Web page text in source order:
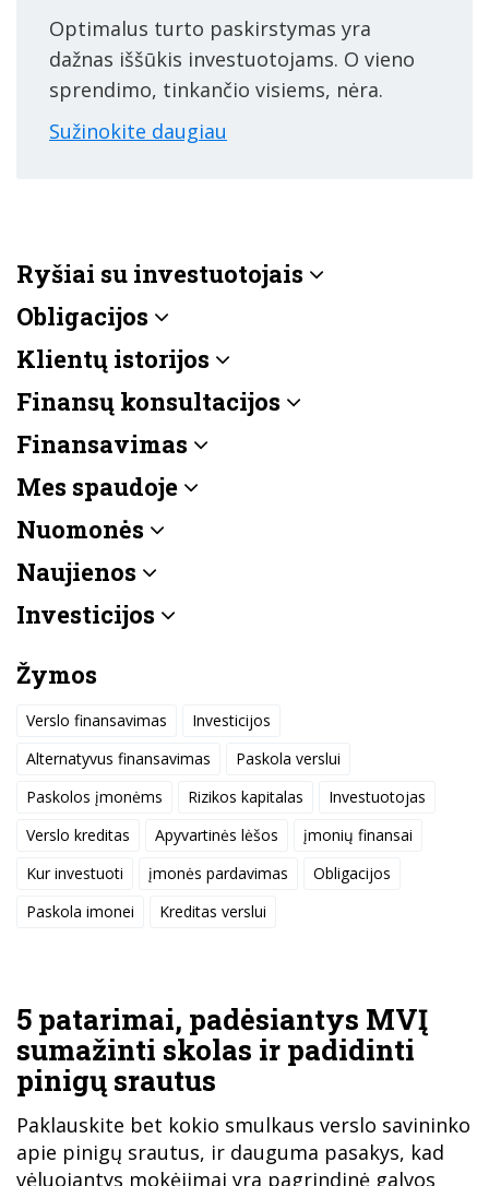
Optimalus turto paskirstymas yra
dažnas iššūkis investuotojams. O vieno
sprendimo, tinkančio visiems, nėra.
Sužinokite daugiau
5 patarimai, padėsiantys MVĮ
sumažinti skolas ir padidinti
pinigų srautus
Paklauskite bet kokio smulkaus verslo savininko
apie pinigų srautus, ir dauguma pasakys, kad
vėluojantys mokėjimai yra pagrindinė galvos
Ryšiai su investuotojais
Obligacijos
Klientų istorijos
Finansų konsultacijos
Finansavimas
Mes spaudoje
Nuomonės
Naujienos
Investicijos
Žymos
Verslo finansavimas
Investicijos
Alternatyvus finansavimas
Paskola verslui
Paskolos įmonėms
Rizikos kapitalas
Investuotojas
Verslo kreditas
Apyvartinės lėšos
įmonių finansai
Kur investuoti
įmonės pardavimas
Obligacijos
Paskola imonei
Kreditas verslui